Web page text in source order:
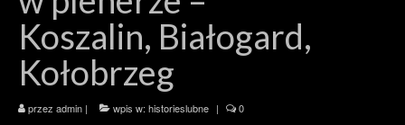
Portfolio
Blog
Kontakt
Koszalin, Białogard,
Kołobrzeg
przez admin | wpis w: historieslubne | 0